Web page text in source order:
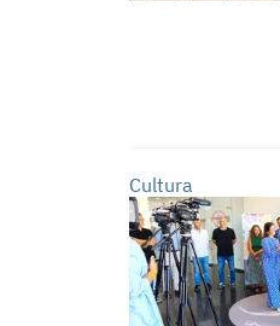
Cultura